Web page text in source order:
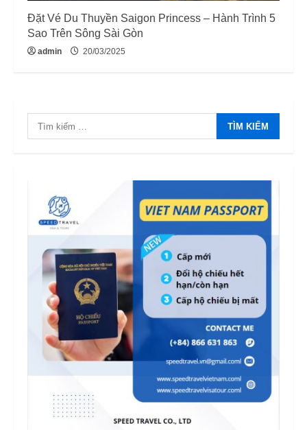
Đặt Vé Du Thuyền Saigon Princess – Hành Trình 5
Sao Trên Sông Sài Gòn
admin 20/03/2025
Tìm
kiếm